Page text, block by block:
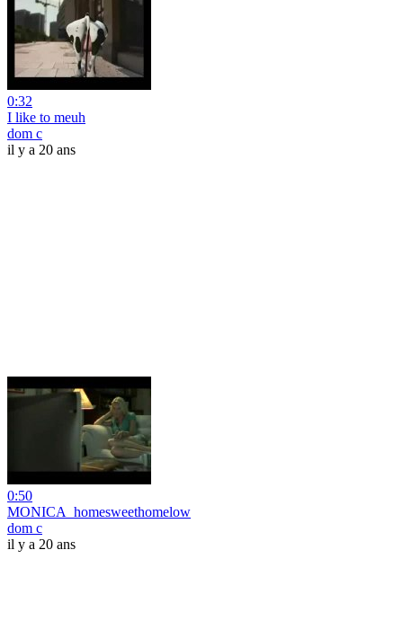
0:32
I like to meuh
dom c
il y a 20 ans
0:50
MONICA_homesweethomelow
dom c
il y a 20 ans